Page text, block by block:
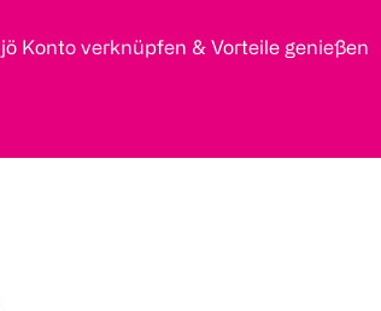
jö Konto verknüpfen & Vorteile genießen